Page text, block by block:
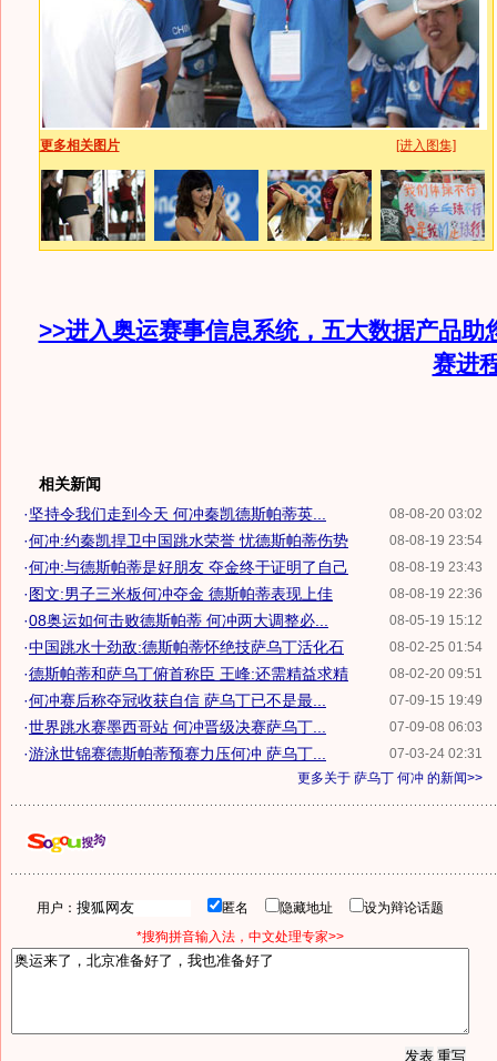
更多相关图片 [进入图集]
>>进入奥运赛事信息系统，五大数据产品助
赛进
相关新闻
08-08-20 03:02
·坚持令我们走到今天 何冲秦凯德斯帕蒂英...
08-08-19 23:54
·何冲:约秦凯捍卫中国跳水荣誉 忧德斯帕蒂伤势
08-08-19 23:43
·何冲:与德斯帕蒂是好朋友 夺金终于证明了自己
08-08-19 22:36
·图文:男子三米板何冲夺金 德斯帕蒂表现上佳
08-05-19 15:12
·08奥运如何击败德斯帕蒂 何冲两大调整必...
08-02-25 01:54
·中国跳水十劲敌:德斯帕蒂怀绝技萨乌丁活化石
08-02-20 09:51
·德斯帕蒂和萨乌丁俯首称臣 王峰:还需精益求精
07-09-15 19:49
·何冲赛后称夺冠收获自信 萨乌丁已不是最...
07-09-08 06:03
·世界跳水赛墨西哥站 何冲晋级决赛萨乌丁...
07-03-24 02:31
·游泳世锦赛德斯帕蒂预赛力压何冲 萨乌丁...
更多关于 萨乌丁 何冲 的新闻>>
用户： 匿名 隐藏地址
设为辩论话题
*搜狗拼音输入法，中文处理专家>>